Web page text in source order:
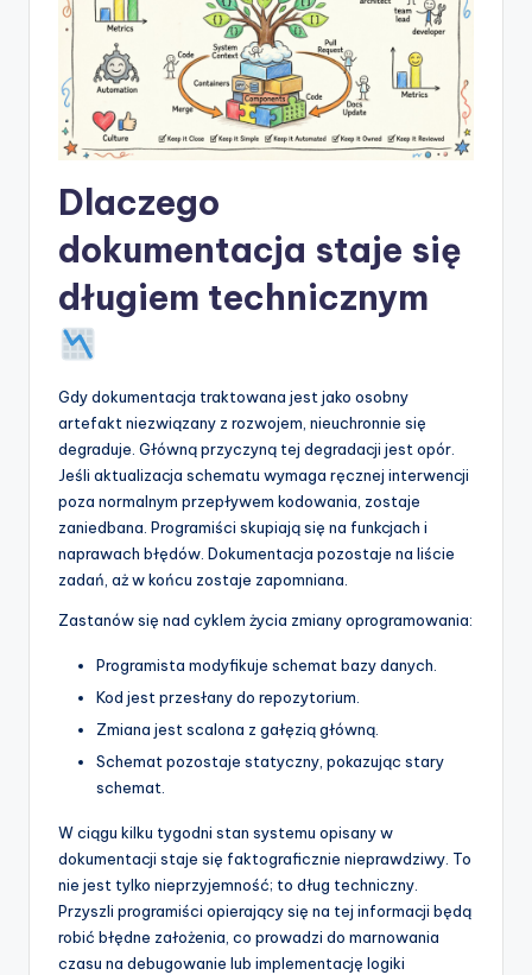
U
p
d
Dlaczego
dokumentacja staje się
długiem technicznym
Gdy dokumentacja traktowana jest jako osobny
artefakt niezwiązany z rozwojem, nieuchronnie się
degraduje. Główną przyczyną tej degradacji jest opór.
Jeśli aktualizacja schematu wymaga ręcznej interwencji
poza normalnym przepływem kodowania, zostaje
zaniedbana. Programiści skupiają się na funkcjach i
naprawach błędów. Dokumentacja pozostaje na liście
zadań, aż w końcu zostaje zapomniana.
Zastanów się nad cyklem życia zmiany oprogramowania:
Programista modyfikuje schemat bazy danych.
Kod jest przesłany do repozytorium.
Zmiana jest scalona z gałęzią główną.
Schemat pozostaje statyczny, pokazując stary
schemat.
W ciągu kilku tygodni stan systemu opisany w
dokumentacji staje się faktograficznie nieprawdziwy. To
nie jest tylko nieprzyjemność; to dług techniczny.
Przyszli programiści opierający się na tej informacji będą
robić błędne założenia, co prowadzi do marnowania
czasu na debugowanie lub implementację logiki